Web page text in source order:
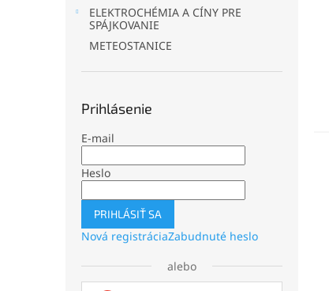
ELEKTROCHÉMIA A CÍNY PRE
SPÁJKOVANIE
METEOSTANICE
Prihlásenie
E-mail
Heslo
PRIHLÁSIŤ SA
Nová registráciaZabudnuté heslo
alebo